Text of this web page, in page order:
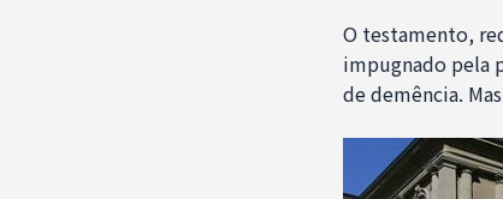
O testamento,
impugnado pela
de demência.